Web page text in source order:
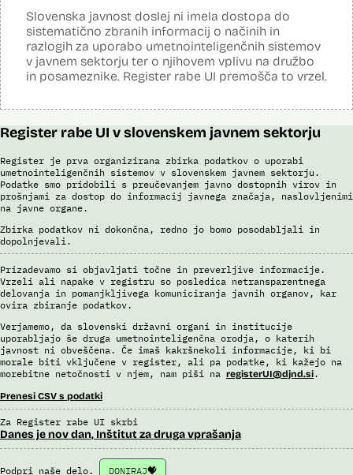
Slovenska javnost doslej ni imela dostopa do
sistematično zbranih informacij o načinih in
razlogih za uporabo umetnointeligenčnih sistemov
v javnem sektorju ter o njihovem vplivu na družbo
in posameznike. Register rabe UI premošča to vrzel.
Register rabe UI v slovenskem javnem sektorju
Register je prva organizirana zbirka podatkov o uporabi
umetnointeligenčnih sistemov v slovenskem javnem sektorju.
Podatke smo pridobili s preučevanjem javno dostopnih virov in
prošnjami za dostop do informacij javnega značaja, naslovljenimi
na javne organe.
Zbirka podatkov ni dokončna, redno jo bomo posodabljali in
dopolnjevali.
Prizadevamo si objavljati točne in preverljive informacije.
Vrzeli ali napake v registru so posledica netransparentnega
delovanja in pomanjkljivega komuniciranja javnih organov, kar
ovira zbiranje podatkov.
Verjamemo, da slovenski državni organi in institucije
uporabljajo še druga umetnointeligenčna orodja, o katerih
javnost ni obveščena. Če imaš kakršnekoli informacije, ki bi
morale biti vključene v register, ali pa podatke, ki kažejo na
morebitne netočnosti v njem, nam piši na registerUI@djnd.si.
Prenesi CSV s podatki
Za Register rabe UI skrbi
Danes je nov dan, Inštitut za druga vprašanja
Podpri naše delo. DONIRAJ